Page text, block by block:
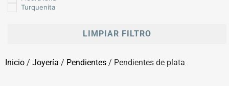
Turquenita
LIMPIAR FILTRO
Inicio / Joyería / Pendientes / Pendientes de plata